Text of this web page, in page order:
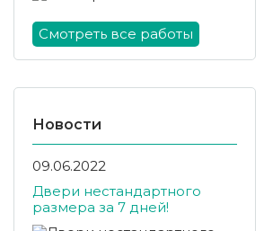
Смотреть все работы
Новости
09.06.2022
Двери нестандартного
размера за 7 дней!